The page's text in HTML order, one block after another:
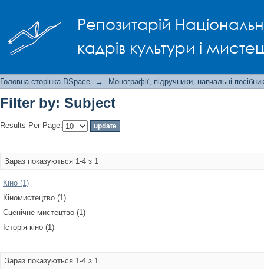
Репозитарій
кадрів культури і
Головна сторінка DSpace → Монографії, підручники, навчальні
Filter by: Subject
Results Per Page:
Зараз показуються 1-4 з 1
Кіно (1)
Кіномистецтво (1)
Сценічне мистецтво (1)
Історія кіно (1)
Зараз показуються 1-4 з 1